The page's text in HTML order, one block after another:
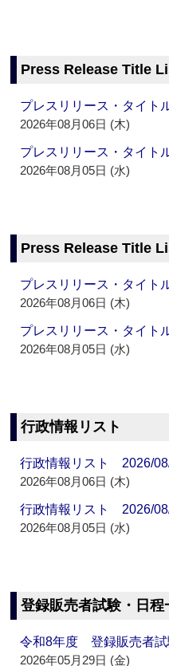
Press Release Title
プレスリリース・タイ
2026年08月06日 (木)
プレスリリース・タイ
2026年08月05日 (水)
Press Release Title
プレスリリース・タイ
2026年08月06日 (木)
プレスリリース・タイ
2026年08月05日 (水)
行政情報リスト
行政情報リスト 2026/
2026年08月06日 (木)
行政情報リスト 2026/
2026年08月05日 (水)
登録販売者試験・日程
令和8年度 登録販売者
2026年05月29日 (金)